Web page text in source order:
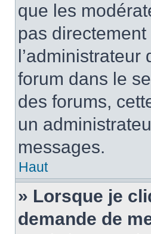
que les
pas directement
forum dans le
des forums,
un
messages.
Haut
» Lorsque je
demande de